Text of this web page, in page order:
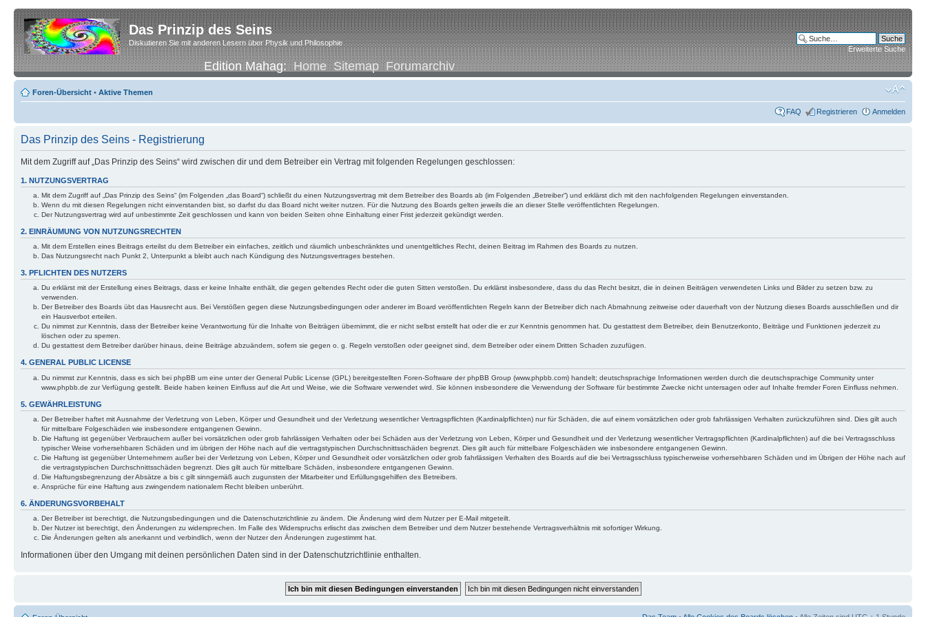
Das Prinzip des Seins
Diskutieren Sie mit anderen Lesern über Physik und Philosophie
Edition Mahag:Home Sitemap Forumarchiv
Erweiterte Suche
Foren-Übersicht • Aktive Themen
FAQ Registrieren Anmelden
Das Prinzip des Seins - Registrierung
Mit dem Zugriff auf „Das Prinzip des Seins“ wird zwischen dir und dem Betreiber ein Vertrag mit folgenden Regelungen geschlossen:
1. NUTZUNGSVERTRAG
Mit dem Zugriff auf „Das Prinzip des Seins“ (im Folgenden „das Board“) schließt du einen Nutzungsvertrag mit dem Betreiber des Boards ab (im Folgenden „Betreiber“) und erklärst dich mit den nachfolgenden Regelungen einverstanden.
Wenn du mit diesen Regelungen nicht einverstanden bist, so darfst du das Board nicht weiter nutzen. Für die Nutzung des Boards gelten jeweils die an dieser Stelle veröffentlichten Regelungen.
Der Nutzungsvertrag wird auf unbestimmte Zeit geschlossen und kann von beiden Seiten ohne Einhaltung einer Frist jederzeit gekündigt werden.
2. EINRÄUMUNG VON NUTZUNGSRECHTEN
Mit dem Erstellen eines Beitrags erteilst du dem Betreiber ein einfaches, zeitlich und räumlich unbeschränktes und unentgeltliches Recht, deinen Beitrag im Rahmen des Boards zu nutzen.
Das Nutzungsrecht nach Punkt 2, Unterpunkt a bleibt auch nach Kündigung des Nutzungsvertrages bestehen.
3. PFLICHTEN DES NUTZERS
Du erklärst mit der Erstellung eines Beitrags, dass er keine Inhalte enthält, die gegen geltendes Recht oder die guten Sitten verstoßen. Du erklärst insbesondere, dass du das Recht besitzt, die in deinen Beiträgen verwendeten Links und Bilder zu setzen bzw. zu
verwenden.
Der Betreiber des Boards übt das Hausrecht aus. Bei Verstößen gegen diese Nutzungsbedingungen oder anderer im Board veröffentlichten Regeln kann der Betreiber dich nach Abmahnung zeitweise oder dauerhaft von der Nutzung dieses Boards ausschließen und dir
ein Hausverbot erteilen.
Du nimmst zur Kenntnis, dass der Betreiber keine Verantwortung für die Inhalte von Beiträgen übernimmt, die er nicht selbst erstellt hat oder die er zur Kenntnis genommen hat. Du gestattest dem Betreiber, dein Benutzerkonto, Beiträge und Funktionen jederzeit zu
löschen oder zu sperren.
Du gestattest dem Betreiber darüber hinaus, deine Beiträge abzuändern, sofern sie gegen o. g. Regeln verstoßen oder geeignet sind, dem Betreiber oder einem Dritten Schaden zuzufügen.
4. GENERAL PUBLIC LICENSE
Du nimmst zur Kenntnis, dass es sich bei phpBB um eine unter der General Public License (GPL) bereitgestellten Foren-Software der phpBB Group (www.phpbb.com) handelt; deutschsprachige Informationen werden durch die deutschsprachige Community unter
www.phpbb.de zur Verfügung gestellt. Beide haben keinen Einfluss auf die Art und Weise, wie die Software verwendet wird. Sie können insbesondere die Verwendung der Software für bestimmte Zwecke nicht untersagen oder auf Inhalte fremder Foren Einfluss nehmen.
5. GEWÄHRLEISTUNG
Der Betreiber haftet mit Ausnahme der Verletzung von Leben, Körper und Gesundheit und der Verletzung wesentlicher Vertragspflichten (Kardinalpflichten) nur für Schäden, die auf einem vorsätzlichen oder grob fahrlässigen Verhalten zurückzuführen sind. Dies gilt auch
für mittelbare Folgeschäden wie insbesondere entgangenen Gewinn.
Die Haftung ist gegenüber Verbrauchern außer bei vorsätzlichen oder grob fahrlässigen Verhalten oder bei Schäden aus der Verletzung von Leben, Körper und Gesundheit und der Verletzung wesentlicher Vertragspflichten (Kardinalpflichten) auf die bei Vertragsschluss
typischer Weise vorhersehbaren Schäden und im übrigen der Höhe nach auf die vertragstypischen Durchschnittsschäden begrenzt. Dies gilt auch für mittelbare Folgeschäden wie insbesondere entgangenen Gewinn.
Die Haftung ist gegenüber Unternehmern außer bei der Verletzung von Leben, Körper und Gesundheit oder vorsätzlichen oder grob fahrlässigen Verhalten des Boards auf die bei Vertragsschluss typischerweise vorhersehbaren Schäden und im Übrigen der Höhe nach auf
die vertragstypischen Durchschnittsschäden begrenzt. Dies gilt auch für mittelbare Schäden, insbesondere entgangenen Gewinn.
Die Haftungsbegrenzung der Absätze a bis c gilt sinngemäß auch zugunsten der Mitarbeiter und Erfüllungsgehilfen des Betreibers.
Ansprüche für eine Haftung aus zwingendem nationalem Recht bleiben unberührt.
6. ÄNDERUNGSVORBEHALT
Der Betreiber ist berechtigt, die Nutzungsbedingungen und die Datenschutzrichtlinie zu ändern. Die Änderung wird dem Nutzer per E-Mail mitgeteilt.
Der Nutzer ist berechtigt, den Änderungen zu widersprechen. Im Falle des Widerspruchs erlischt das zwischen dem Betreiber und dem Nutzer bestehende Vertragsverhältnis mit sofortiger Wirkung.
Die Änderungen gelten als anerkannt und verbindlich, wenn der Nutzer den Änderungen zugestimmt hat.
Informationen über den Umgang mit deinen persönlichen Daten sind in der Datenschutzrichtlinie enthalten.